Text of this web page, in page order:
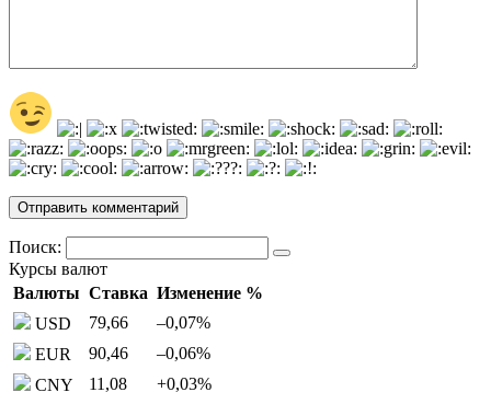
Поиск:
Курсы валют
Валюты Ставка Изменение %
USD
79,66 –0,07%
EUR
90,46 –0,06%
CNY
11,08 +0,03%